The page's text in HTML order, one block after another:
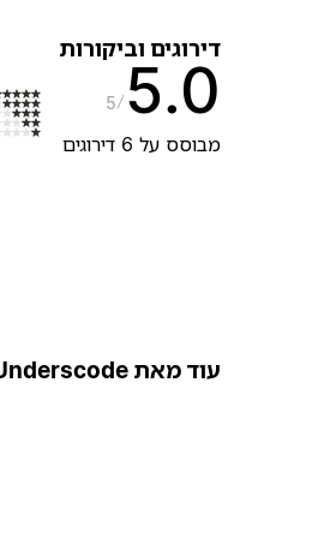
דירוגים וביקורות
5.0
5
מבוסס על 6 דירוגים
עוד מאת Luis | 🥷🏽 Underscode